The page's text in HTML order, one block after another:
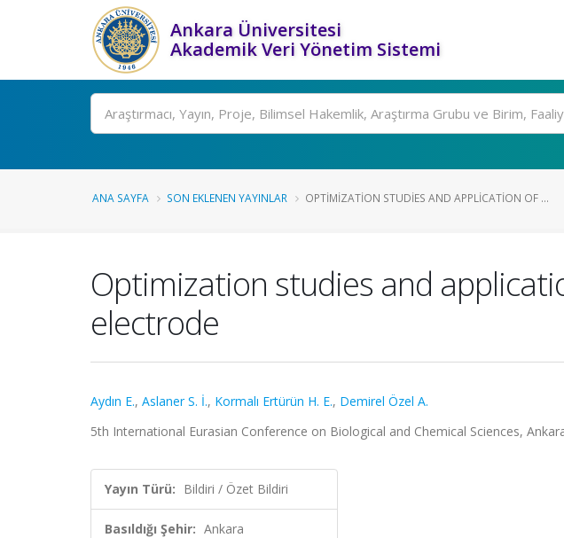
Ankara Üniversitesi
Akademik Veri Yönetim Sistemi
Ara
ANA SAYFA SON EKLENEN YAYINLAR OPTIMIZATION STUDIES AND APPLICATION OF ...
Optimization studies and
electrode
Aydın E., Aslaner S. İ., Kormalı Ertürün H. E., Demirel Özel A.
5th International Eurasian Conference on Biological and Chemical Sciences,
Yayın Türü: Bildiri / Özet Bildiri
Basıldığı Şehir: Ankara